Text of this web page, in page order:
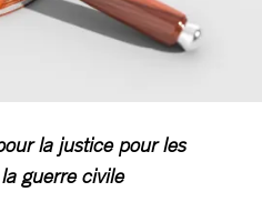
la justice pour les
guerre civile